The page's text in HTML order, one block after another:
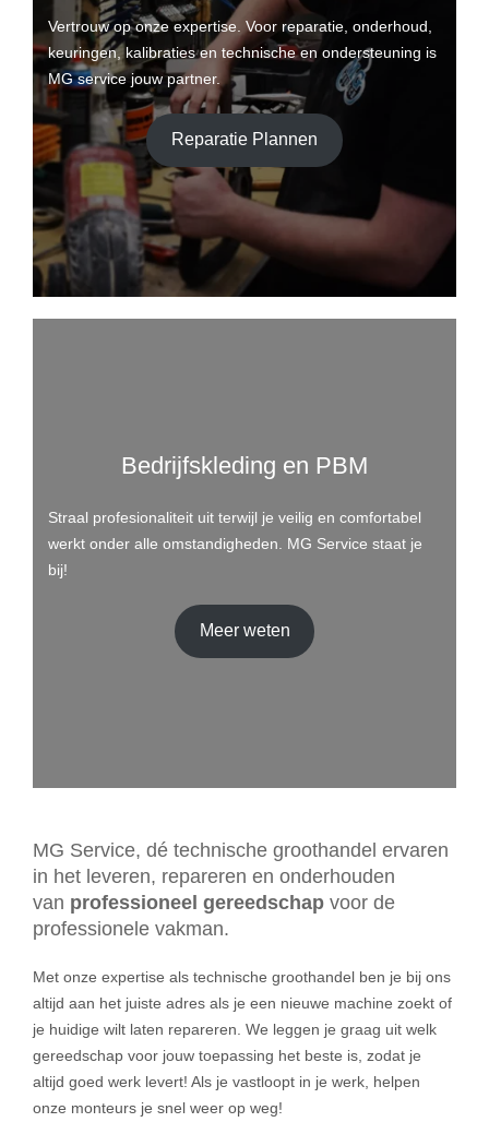
Vertrouw op onze expertise. Voor reparatie, onderhoud,
keuringen, kalibraties en technische en ondersteuning is
MG service jouw partner.
Reparatie Plannen
Bedrijfskleding en PBM
Straal profesionaliteit uit terwijl je veilig en comfortabel
werkt onder alle omstandigheden. MG Service staat je
bij!
Meer weten
MG Service, dé technische groothandel ervaren
in het leveren, repareren en onderhouden
van professioneel gereedschap voor de
professionele vakman.
Met onze expertise als technische groothandel ben je bij ons
altijd aan het juiste adres als je een nieuwe machine zoekt of
je huidige wilt laten repareren. We leggen je graag uit welk
gereedschap voor jouw toepassing het beste is, zodat je
altijd goed werk levert! Als je vastloopt in je werk, helpen
onze monteurs je snel weer op weg!